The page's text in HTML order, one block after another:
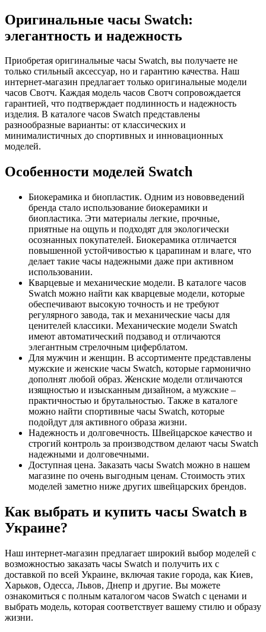
Оригинальные часы Swatch:
элегантность и надежность
Приобретая оригинальные часы Swatch, вы получаете не
только стильный аксессуар, но и гарантию качества. Наш
интернет-магазин предлагает только оригинальные модели
часов Свотч. Каждая модель часов Свотч сопровождается
гарантией, что подтверждает подлинность и надежность
изделия. В каталоге часов Swatch представлены
разнообразные варианты: от классических и
минималистичных до спортивных и инновационных
моделей.
Особенности моделей Swatch
Биокерамика и биопластик. Одним из нововведений
бренда стало использование биокерамики и
биопластика. Эти материалы легкие, прочные,
приятные на ощупь и подходят для экологически
осознанных покупателей. Биокерамика отличается
повышенной устойчивостью к царапинам и влаге, что
делает такие часы надежными даже при активном
использовании.
Кварцевые и механические модели. В каталоге часов
Swatch можно найти как кварцевые модели, которые
обеспечивают высокую точность и не требуют
регулярного завода, так и механические часы для
ценителей классики. Механические модели Swatch
имеют автоматический подзавод и отличаются
элегантным стрелочным циферблатом.
Для мужчин и женщин. В ассортименте представлены
мужские и женские часы Swatch, которые гармонично
дополнят любой образ. Женские модели отличаются
изящностью и изысканным дизайном, а мужские –
практичностью и брутальностью. Также в каталоге
можно найти спортивные часы Swatch, которые
подойдут для активного образа жизни.
Надежность и долговечность. Швейцарское качество и
строгий контроль за производством делают часы Swatch
надежными и долговечными.
Доступная цена. Заказать часы Swatch можно в нашем
магазине по очень выгодным ценам. Стоимость этих
моделей заметно ниже других швейцарских брендов.
Как выбрать и купить часы Swatch в
Украине?
Наш интернет-магазин предлагает широкий выбор моделей с
возможностью заказать часы Swatch и получить их с
доставкой по всей Украине, включая такие города, как Киев,
Харьков, Одесса, Львов, Днепр и другие. Вы можете
ознакомиться с полным каталогом часов Swatch с ценами и
выбрать модель, которая соответствует вашему стилю и образу
жизни.